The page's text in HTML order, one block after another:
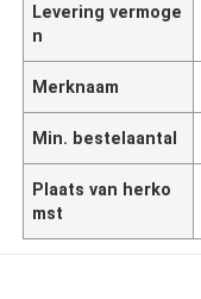
Levering vermoge
n
Merknaam
Min. bestelaantal
Plaats van herko
mst